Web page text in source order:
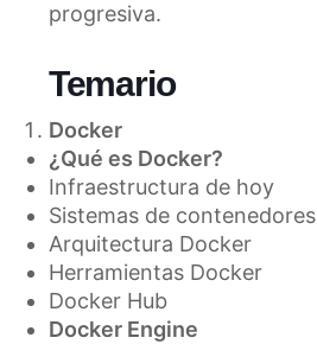
progresiva.
Temario
Docker
¿Qué es Docker?
Infraestructura de hoy
Sistemas de contenedores
Arquitectura Docker
Herramientas Docker
Docker Hub
Docker Engine